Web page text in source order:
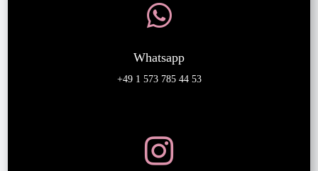

Whatsapp
+49 1 573 785 44 53
